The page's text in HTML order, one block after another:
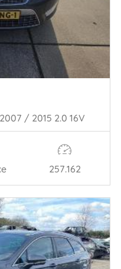
/ 2015 2.0 16V
257.162